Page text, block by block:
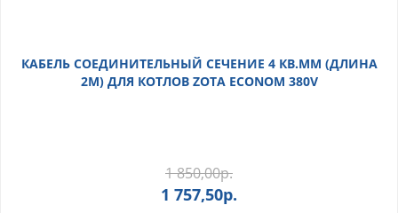
КАБЕЛЬ СОЕДИНИТЕЛЬНЫЙ СЕЧЕНИЕ 4 КВ.ММ (ДЛИНА
2М) ДЛЯ КОТЛОВ ZOTA ECONOM 380V
1 850,00р.
1 757,50р.